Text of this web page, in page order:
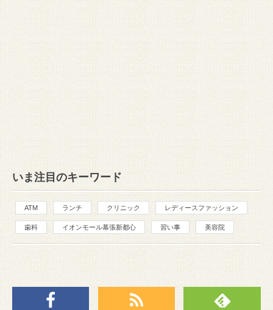
いま注目のキーワード
ATM ランチ クリニック レディースファッション
歯科 イオンモール幕張新都心 習い事 美容院